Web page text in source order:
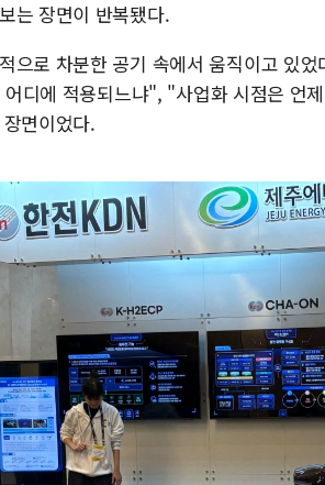
는 장면이 반복됐다.
으로 차분한 공기 속에서 움직이고 있
디에 적용되느냐", "사업화 시점은 언
면이었다.